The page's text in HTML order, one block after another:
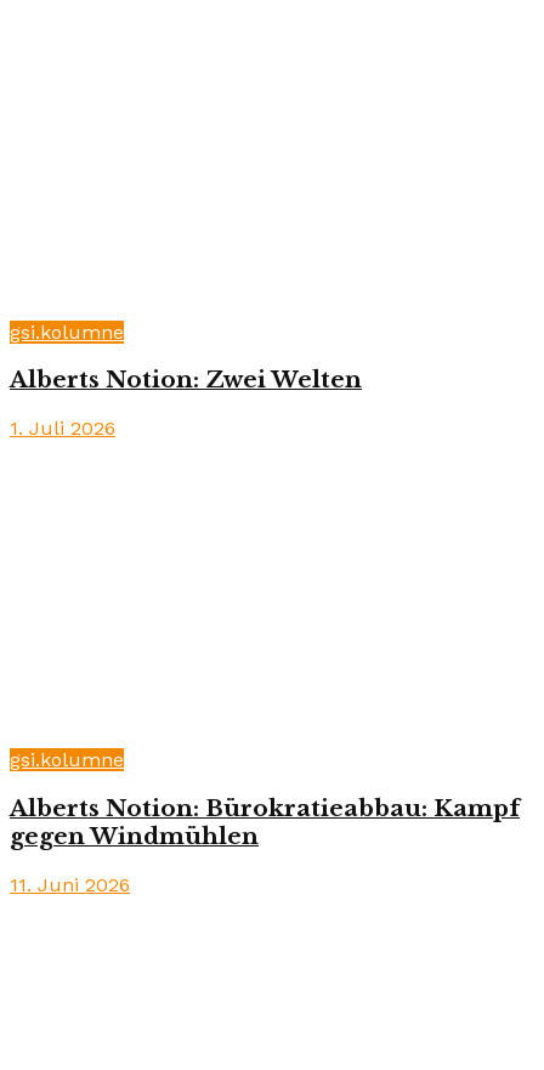
gsi.kolumne
Alberts Notion: Zwei Welten
1. Juli 2026
gsi.kolumne
Alberts Notion: Bürokratieabbau: Kampf
gegen Windmühlen
11. Juni 2026